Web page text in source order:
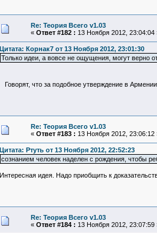
Re: Теория Всего v1.03
« Ответ #182 : 13 Ноября 2012, 23:04:04
Цитата: Корнак7 от 13 Ноября 2012, 23:01:30
Только идеи, а вовсе не ощущения, могут верно
Говорят, что за подобное утверждение в
Re: Теория Всего v1.03
« Ответ #183 : 13 Ноября 2012, 23:06:12
Цитата: Ртуть от 13 Ноября 2012, 22:52:23
сознанием человек наделен с рождения, чтобы
Интересная идея. Надо приобщить к
Re: Теория Всего v1.03
« Ответ #184 : 13 Ноября 2012, 23:07:59